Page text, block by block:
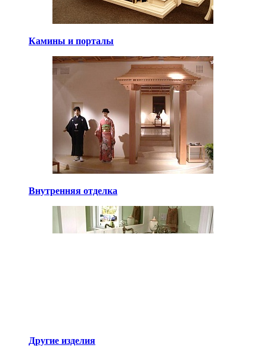
Камины и порталы
Внутренняя отделка
Другие изделия